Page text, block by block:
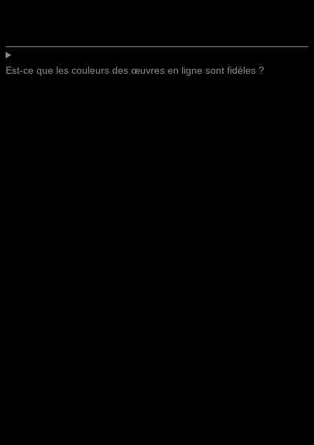
Est-ce que les couleurs des œuvres en ligne sont fidèles ?